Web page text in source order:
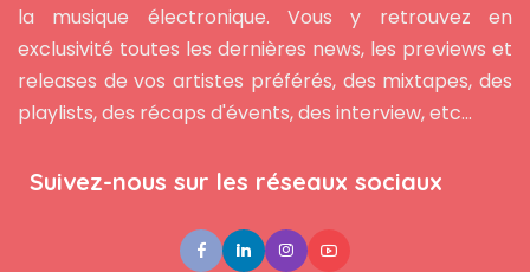
la musique électronique. Vous y retrouvez en
exclusivité toutes les dernières news, les previews et
releases de vos artistes préférés, des mixtapes, des
playlists, des récaps d'évents, des interview, etc...
Suivez-nous sur les réseaux sociaux